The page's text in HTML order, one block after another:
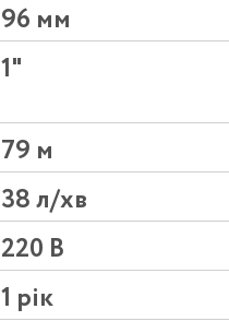
96 мм
1"
79 м
38 л/хв
220 В
1 рік